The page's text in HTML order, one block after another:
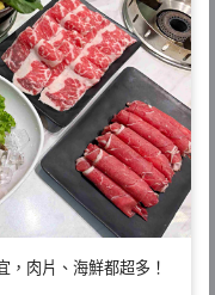
，肉片、海鮮都超多！